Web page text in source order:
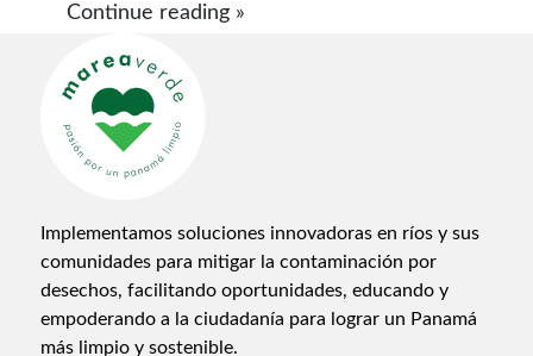
Continue reading »
Implementamos soluciones innovadoras en ríos y sus
comunidades para mitigar la contaminación por
desechos, facilitando oportunidades, educando y
empoderando a la ciudadanía para lograr un Panamá
más limpio y sostenible.